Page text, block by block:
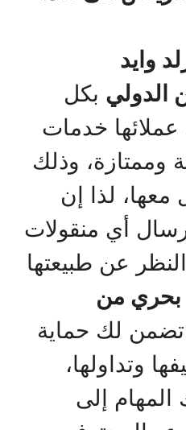
وايد
الدولي بكل
خدمات
وممتازة، وذلك
لذا إن
أي منقولات
عن طبيعتها
من
تضمن لك حماية
وتداولها،
المهام إلى